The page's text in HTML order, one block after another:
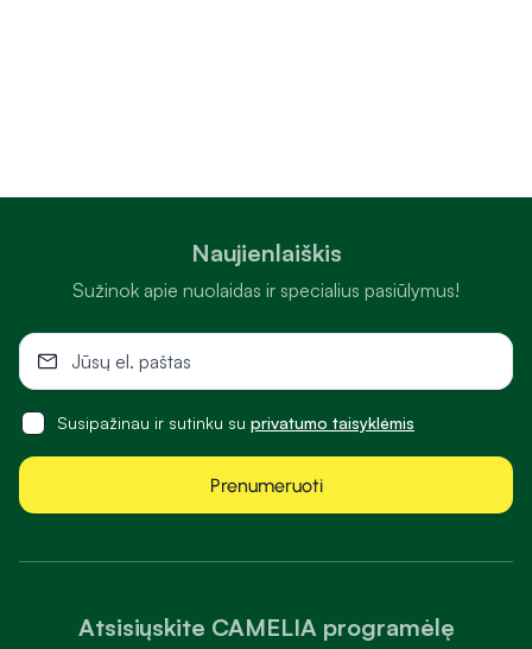
Atsisiųskite CAMELIA programėlę
Naujienlaiškis
Sužinok apie nuolaidas ir specialius pasiūlymus!
Susipažinau ir sutinku su privatumo taisyklėmis
Prenumeruoti